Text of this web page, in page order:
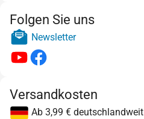
Folgen Sie uns
Newsletter
Versandkosten
Ab 3,99 € deutschlandweit